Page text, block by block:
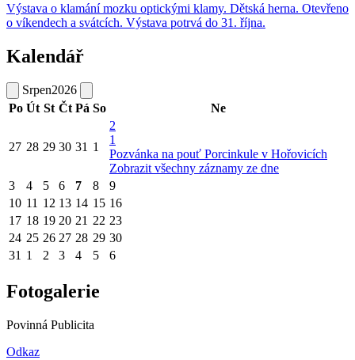
Výstava o klamání mozku optickými klamy. Dětská herna. Otevřeno
o víkendech a svátcích. Výstava potrvá do 31. října.
Kalendář
Srpen2026
Po Út St Čt Pá So Ne
27 28 29 30 31 1
2
1
Pozvánka na pouť Porcinkule v Hořovicích
Zobrazit všechny záznamy ze dne
3
4 5 6 7 8
9
10 11 12 13 14 15 16
17 18 19 20 21 22 23
24 25 26 27 28 29 30
31 1 2 3 4 5 6
Fotogalerie
Povinná Publicita
Odkaz